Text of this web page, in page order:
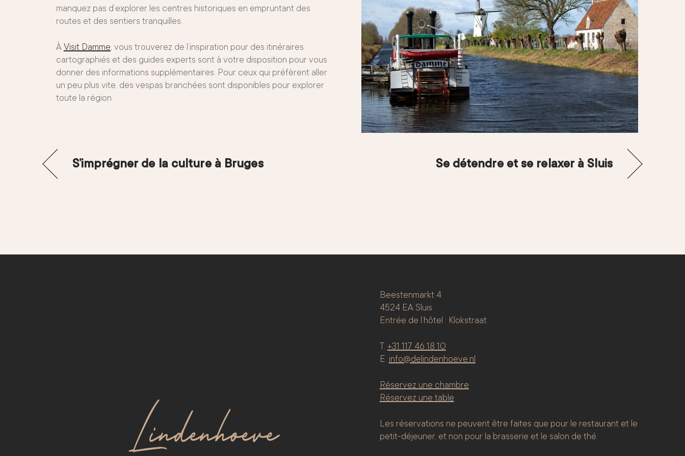
manquez pas d’explorer les centres historiques en empruntant des
routes et des sentiers tranquilles.
À Visit Damme, vous trouverez de l’inspiration pour des itinéraires
cartographiés et des guides experts sont à votre disposition pour vous
donner des informations supplémentaires. Pour ceux qui préfèrent aller
un peu plus vite, des vespas branchées sont disponibles pour explorer
toute la région.
S’imprégner de la culture à Bruges Se détendre et se relaxer à Sluis
Beestenmarkt 4
4524 EA Sluis
Entrée de l’hôtel : Klokstraat
T. +31 117 46 18 10
E. info@delindenhoeve.nl
Réservez une chambre
Réservez une table
Les réservations ne peuvent être faites que pour le restaurant et le
petit-déjeuner, et non pour la brasserie et le salon de thé.